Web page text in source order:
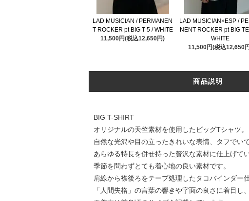
LAD MUSICIAN / PERMANEN
T ROCKER pt BIG T 5 / WHITE
11,500円(税込12,650円)
LAD MUSICIAN×ESP /
NENT ROCKER pt BIG
WHITE
11,500円(税込12,650
商品説明
BIG T-SHIRT
オリジナルの天竺素材を使用したビッグTシャツ。
自然な光沢や目の立ったきれいな表情、タフでい
あらゆる特長を併せ持った贅沢な素材に仕上げてい
季節を問わずとても着心地の良い素材です。
肩線から襟後ろをテープ処理したタコバインダー
「人間失格」の言葉の響きや字面の良さに着目し